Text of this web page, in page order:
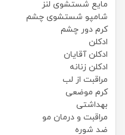
مایع شستشوی لنز
شامپو شستشوی چشم
کرم دور چشم
ادکلن
ادکلن آقایان
ادکلن زنانه
مراقبت از لب
کرم موضعی
بهداشتی
مراقبت و درمان مو
ضد شوره